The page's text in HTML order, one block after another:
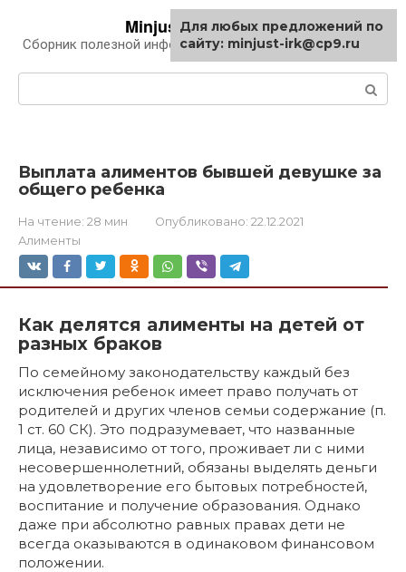
контенту
Minjust-irk.ru
Сборник полезной информации про автомобили
Выплата алиментов бывшей девушке за
общего ребенка
На чтение: 28 мин Опубликовано: 22.12.2021
Алименты
Как делятся алименты на детей от
разных браков
По семейному законодательству каждый без
исключения ребенок имеет право получать от
родителей и других членов семьи содержание (п.
1 ст. 60 СК). Это подразумевает, что названные
лица, независимо от того, проживает ли с ними
несовершеннолетний, обязаны выделять деньги
на удовлетворение его бытовых потребностей,
воспитание и получение образования. Однако
даже при абсолютно равных правах дети не
всегда оказываются в одинаковом финансовом
положении.
Для любых предложений по
сайту: minjust-irk@cp9.ru